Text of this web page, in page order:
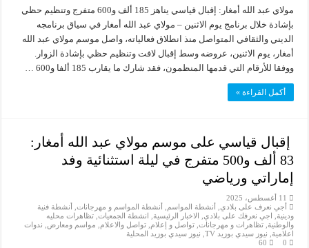
مولاي عبد الله أمغار: إقبال قياسي يناهز 185 ألف و600 متفرج وتنظيم حظي
بإشادة خلال برنامج يوم الاثنين – مولاي عبد الله أمغار في سياق برنامجه
الديني والثقافي المتواصل منذ انطلاق فعالياته، واصل موسم مولاي عبد الله
أمغار، يوم الاثنين، عروضه وسط إقبال لافت وتنظيم حظي بإشادة الزوار.
ووفقا للأرقام التي قدمها المنظمون، فقد شارك ما يقارب 185 ألفا و600 …
أكمل القراءة »
83 ألف و500 متفرج في ليلة استثنائية وفد
إماراتي ورياضي
11 أغسطس، 2025
أجي نعرف على بلادي
أنشطة المواسم أنشطة المواسم و مهرجانات,
أنشطة فنية
ودينية
اجي نعرفك على بلادي الاخبار الرئيسية انشطة الجمعيات, تظاهرات محليه
والوطنية تظاهرات و مهرجانات, تواصل و إعلام تواصل والاعلام مواسم ومعارض
ندوات
اعلامية
نيوز سيدي بوزيد TV , نيوز سيدي بوزيد المحلية
0
60